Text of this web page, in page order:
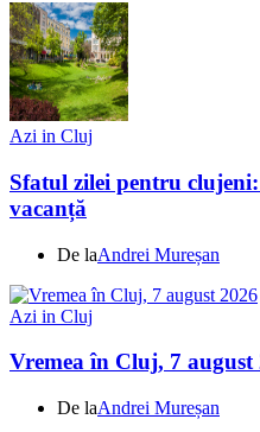
Azi in Cluj
Sfatul zilei pentru
vacanță
De laAndrei Mureșan
Azi in Cluj
Vremea în Cluj, 7 august
De laAndrei Mureșan